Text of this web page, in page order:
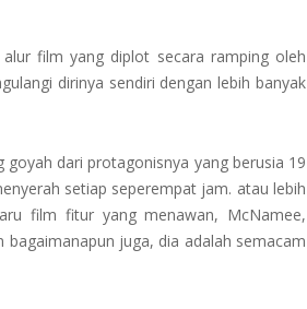
film yang diplot secara ramping oleh
dirinya sendiri dengan lebih banyak
dari protagonisnya yang berusia 19
setiap seperempat jam. atau lebih
film fitur yang menawan, McNamee,
juga, dia adalah semacam